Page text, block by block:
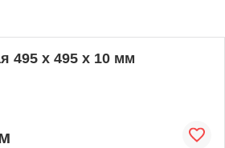
495 x 495 x 10 мм